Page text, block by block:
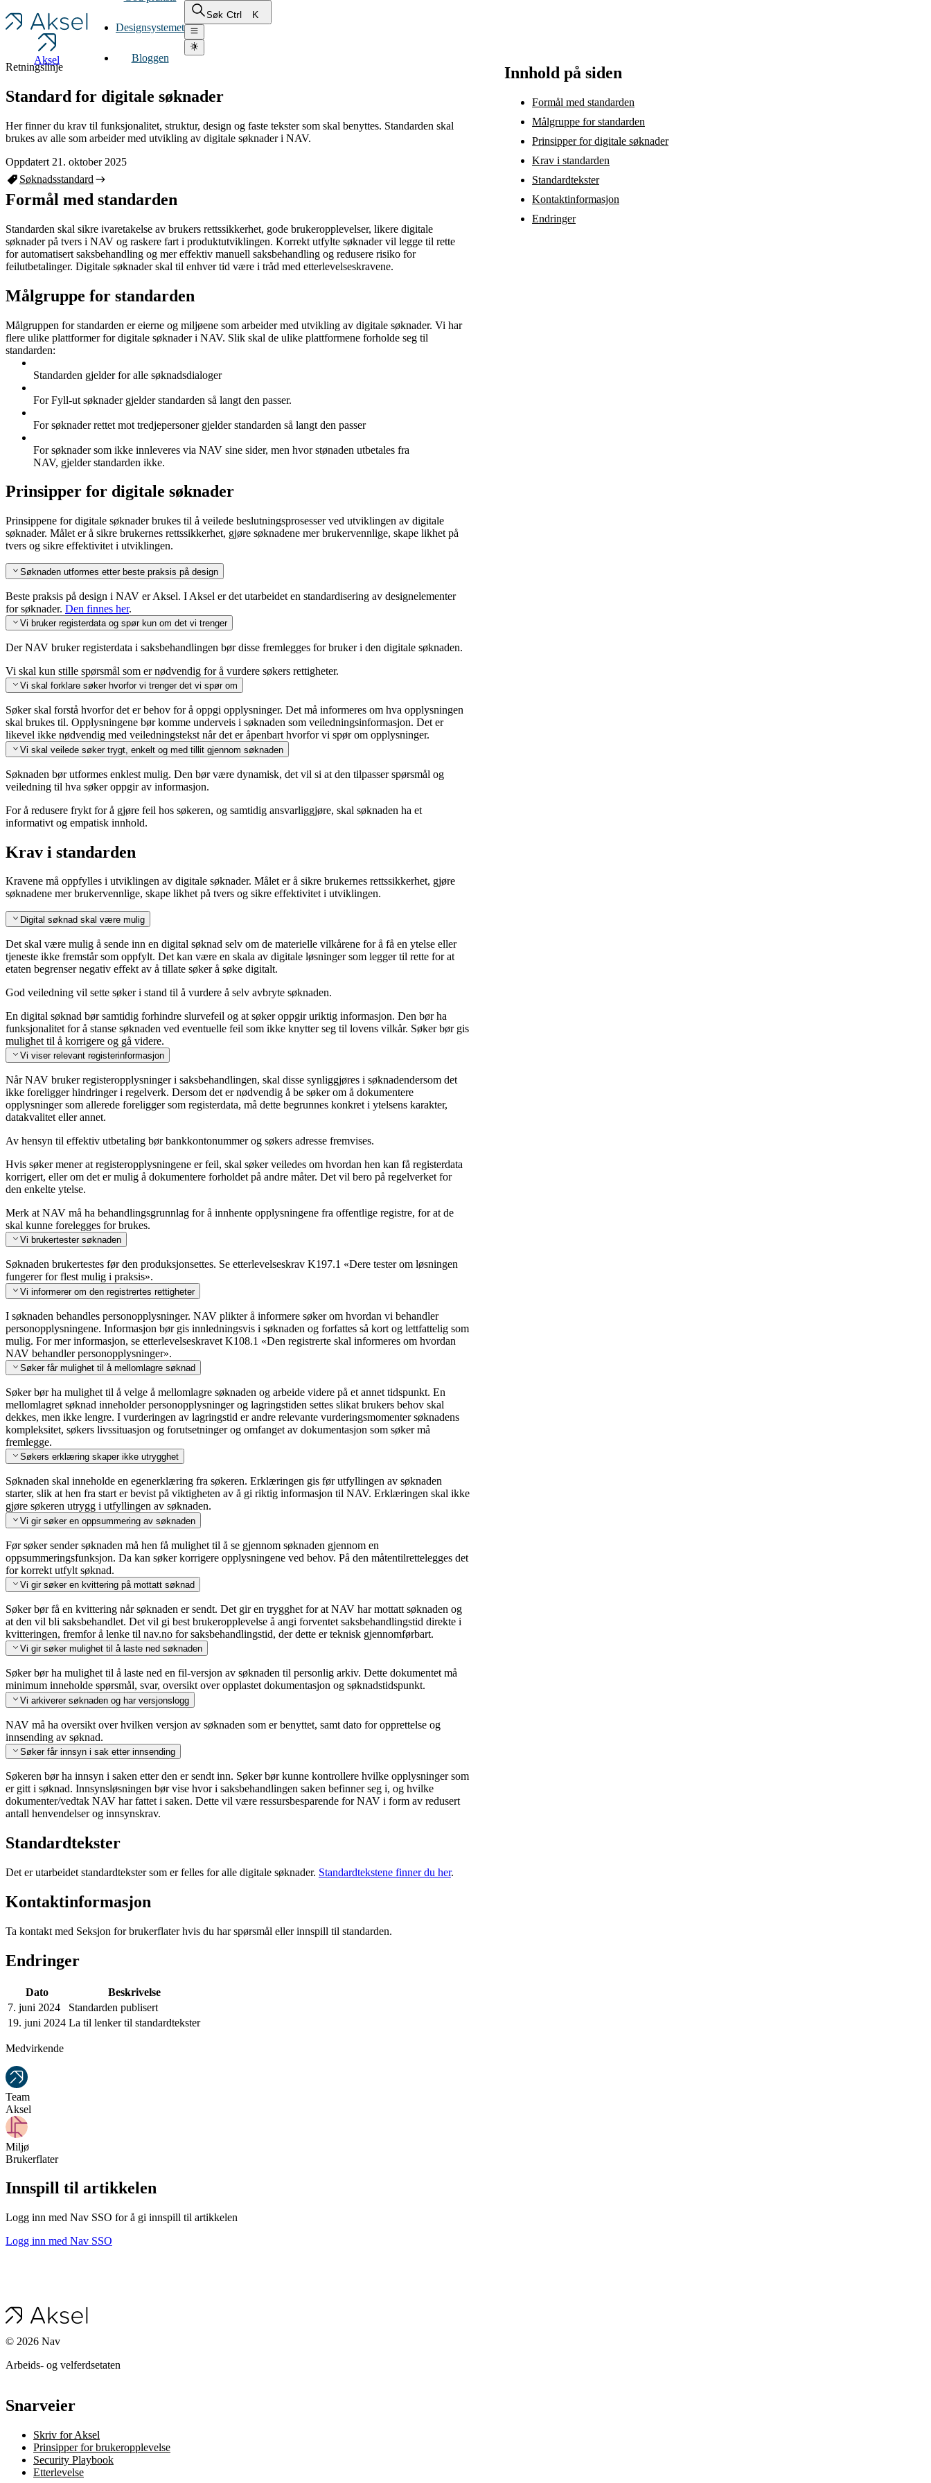
Aksel
Designsystemet
Bloggen
Søk Ctrl K
Retningslinje
Standard for digitale søknader
Her finner du krav til funksjonalitet, struktur, design og faste tekster som skal benyttes. Standarden skal
brukes av alle som arbeider med utvikling av digitale søknader i NAV.
Oppdatert 21. oktober 2025
Søknadsstandard
Innhold på siden
Formål med standarden
Målgruppe for standarden
Prinsipper for digitale søknader
Krav i standarden
Standardtekster
Kontaktinformasjon
Endringer
Formål med standarden
Standarden skal sikre ivaretakelse av brukers rettssikkerhet, gode brukeropplevelser, likere digitale
søknader på tvers i NAV og raskere fart i produktutviklingen. Korrekt utfylte søknader vil legge til rette
for automatisert saksbehandling og mer effektiv manuell saksbehandling og redusere risiko for
feilutbetalinger. Digitale søknader skal til enhver tid være i tråd med etterlevelseskravene.
Målgruppe for standarden
Målgruppen for standarden er eierne og miljøene som arbeider med utvikling av digitale søknader. Vi har
flere ulike plattformer for digitale søknader i NAV. Slik skal de ulike plattformene forholde seg til
standarden:
Standarden gjelder for alle søknadsdialoger
For Fyll-ut søknader gjelder standarden så langt den passer.
For søknader rettet mot tredjepersoner gjelder standarden så langt den passer
For søknader som ikke innleveres via NAV sine sider, men hvor stønaden utbetales fra
NAV, gjelder standarden ikke.
Prinsipper for digitale søknader
Prinsippene for digitale søknader brukes til å veilede beslutningsprosesser ved utviklingen av digitale
søknader. Målet er å sikre brukernes rettssikkerhet, gjøre søknadene mer brukervennlige, skape likhet på
tvers og sikre effektivitet i utviklingen.
Søknaden utformes etter beste praksis på design
Beste praksis på design i NAV er Aksel. I Aksel er det utarbeidet en standardisering av designelementer
for søknader. Den finnes her.
Vi bruker registerdata og spør kun om det vi trenger
Der NAV bruker registerdata i saksbehandlingen bør disse fremlegges for bruker i den digitale søknaden.
Vi skal kun stille spørsmål som er nødvendig for å vurdere søkers rettigheter.
Vi skal forklare søker hvorfor vi trenger det vi spør om
Søker skal forstå hvorfor det er behov for å oppgi opplysninger. Det må informeres om hva opplysningen
skal brukes til. Opplysningene bør komme underveis i søknaden som veiledningsinformasjon. Det er
likevel ikke nødvendig med veiledningstekst når det er åpenbart hvorfor vi spør om opplysninger.
Vi skal veilede søker trygt, enkelt og med tillit gjennom søknaden
Søknaden bør utformes enklest mulig. Den bør være dynamisk, det vil si at den tilpasser spørsmål og
veiledning til hva søker oppgir av informasjon.
For å redusere frykt for å gjøre feil hos søkeren, og samtidig ansvarliggjøre, skal søknaden ha et
informativt og empatisk innhold.
Krav i standarden
Kravene må oppfylles i utviklingen av digitale søknader. Målet er å sikre brukernes rettssikkerhet, gjøre
søknadene mer brukervennlige, skape likhet på tvers og sikre effektivitet i utviklingen.
Digital søknad skal være mulig
Det skal være mulig å sende inn en digital søknad selv om de materielle vilkårene for å få en ytelse eller
tjeneste ikke fremstår som oppfylt. Det kan være en skala av digitale løsninger som legger til rette for at
etaten begrenser negativ effekt av å tillate søker å søke digitalt.
God veiledning vil sette søker i stand til å vurdere å selv avbryte søknaden.
En digital søknad bør samtidig forhindre slurvefeil og at søker oppgir uriktig informasjon. Den bør ha
funksjonalitet for å stanse søknaden ved eventuelle feil som ikke knytter seg til lovens vilkår. Søker bør gis
mulighet til å korrigere og gå videre.
Vi viser relevant registerinformasjon
Når NAV bruker registeropplysninger i saksbehandlingen, skal disse synliggjøres i søknadendersom det
ikke foreligger hindringer i regelverk. Dersom det er nødvendig å be søker om å dokumentere
opplysninger som allerede foreligger som registerdata, må dette begrunnes konkret i ytelsens karakter,
datakvalitet eller annet.
Av hensyn til effektiv utbetaling bør bankkontonummer og søkers adresse fremvises.
Hvis søker mener at registeropplysningene er feil, skal søker veiledes om hvordan hen kan få registerdata
korrigert, eller om det er mulig å dokumentere forholdet på andre måter. Det vil bero på regelverket for
den enkelte ytelse.
Merk at NAV må ha behandlingsgrunnlag for å innhente opplysningene fra offentlige registre, for at de
skal kunne forelegges for brukes.
Vi brukertester søknaden
Søknaden brukertestes før den produksjonsettes. Se etterlevelseskrav K197.1 «Dere tester om løsningen
fungerer for flest mulig i praksis».
Vi informerer om den registrertes rettigheter
I søknaden behandles personopplysninger. NAV plikter å informere søker om hvordan vi behandler
personopplysningene. Informasjon bør gis innledningsvis i søknaden og forfattes så kort og lettfattelig som
mulig. For mer informasjon, se etterlevelseskravet K108.1 «Den registrerte skal informeres om hvordan
NAV behandler personopplysninger».
Søker får mulighet til å mellomlagre søknad
Søker bør ha mulighet til å velge å mellomlagre søknaden og arbeide videre på et annet tidspunkt. En
mellomlagret søknad inneholder personopplysninger og lagringstiden settes slikat brukers behov skal
dekkes, men ikke lengre. I vurderingen av lagringstid er andre relevante vurderingsmomenter søknadens
kompleksitet, søkers livssituasjon og forutsetninger og omfanget av dokumentasjon som søker må
fremlegge.
Søkers erklæring skaper ikke utrygghet
Søknaden skal inneholde en egenerklæring fra søkeren. Erklæringen gis før utfyllingen av søknaden
starter, slik at hen fra start er bevist på viktigheten av å gi riktig informasjon til NAV. Erklæringen skal ikke
gjøre søkeren utrygg i utfyllingen av søknaden.
Vi gir søker en oppsummering av søknaden
Før søker sender søknaden må hen få mulighet til å se gjennom søknaden gjennom en
oppsummeringsfunksjon. Da kan søker korrigere opplysningene ved behov. På den måtentilrettelegges det
for korrekt utfylt søknad.
Vi gir søker en kvittering på mottatt søknad
Søker bør få en kvittering når søknaden er sendt. Det gir en trygghet for at NAV har mottatt søknaden og
at den vil bli saksbehandlet. Det vil gi best brukeropplevelse å angi forventet saksbehandlingstid direkte i
kvitteringen, fremfor å lenke til nav.no for saksbehandlingstid, der dette er teknisk gjennomførbart.
Vi gir søker mulighet til å laste ned søknaden
Søker bør ha mulighet til å laste ned en fil-versjon av søknaden til personlig arkiv. Dette dokumentet må
minimum inneholde spørsmål, svar, oversikt over opplastet dokumentasjon og søknadstidspunkt.
Vi arkiverer søknaden og har versjonslogg
NAV må ha oversikt over hvilken versjon av søknaden som er benyttet, samt dato for opprettelse og
innsending av søknad.
Søker får innsyn i sak etter innsending
Søkeren bør ha innsyn i saken etter den er sendt inn. Søker bør kunne kontrollere hvilke opplysninger som
er gitt i søknad. Innsynsløsningen bør vise hvor i saksbehandlingen saken befinner seg i, og hvilke
dokumenter/vedtak NAV har fattet i saken. Dette vil være ressursbesparende for NAV i form av redusert
antall henvendelser og innsynskrav.
Standardtekster
Det er utarbeidet standardtekster som er felles for alle digitale søknader. Standardtekstene finner du her.
Kontaktinformasjon
Ta kontakt med Seksjon for brukerflater hvis du har spørsmål eller innspill til standarden.
Endringer
Dato
Beskrivelse
7. juni 2024
Standarden publisert
19. juni 2024 La til lenker til standardtekster
Medvirkende
Team
Aksel
Miljø
Brukerflater
Innspill til artikkelen
Logg inn med Nav SSO for å gi innspill til artikkelen
Logg inn med Nav SSO
© 2026 Nav
Arbeids- og velferdsetaten
Snarveier
Skriv for Aksel
Prinsipper for brukeropplevelse
Security Playbook
Etterlevelse